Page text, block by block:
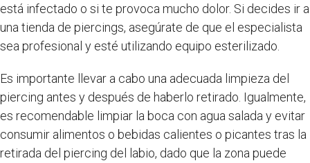
está infectado o si te provoca mucho dolor. Si decides ir a
una tienda de piercings, asegúrate de que el especialista
sea profesional y esté utilizando equipo esterilizado.
Es importante llevar a cabo una adecuada limpieza del
piercing antes y después de haberlo retirado. Igualmente,
es recomendable limpiar la boca con agua salada y evitar
consumir alimentos o bebidas calientes o picantes tras la
retirada del piercing del labio, dado que la zona puede